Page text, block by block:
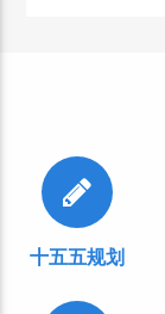
十五五规划